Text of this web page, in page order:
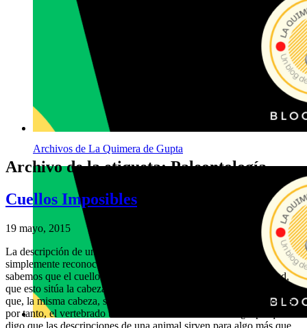
Archivos de La Quimera de Gupta
Archivo de la etiqueta:Paleontología
Cuellos Imposibles
19 mayo, 2015
La descripción de una animal sirve para mucho más que
simplemente reconocerlo cuando lo observamos. Por ejemplo,
sabemos que el cuello de la jirafa mide unos 2 metros de longitud,
que esto sitúa la cabeza del animal a 3 metros sobre el corazón y
que, la misma cabeza, se sitúa entre 5 y 6 metros sobre el suelo. Es,
por tanto, el vertebrado terrestre más alto actualmente. ¿Y porqué